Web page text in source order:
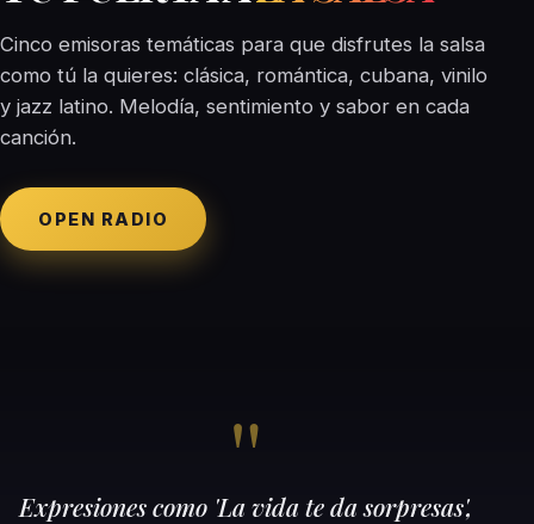
Cinco emisoras temáticas para que disfrutes la salsa
como tú la quieres: clásica, romántica, cubana, vinilo
y jazz latino. Melodía, sentimiento y sabor en cada
canción.
OPEN RADIO
"
Radioecuajey nace de la pasión por los